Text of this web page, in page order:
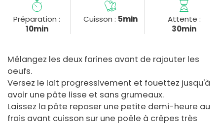
Préparation :
10min
Cuisson : 5min
Attente :
30min
Mélangez les deux farines avant de rajouter les
oeufs.
Versez le lait progressivement et fouettez jusqu'à
avoir une pâte lisse et sans grumeaux.
Laissez la pâte reposer une petite demi-heure au
frais avant cuisson sur une poêle à crêpes très